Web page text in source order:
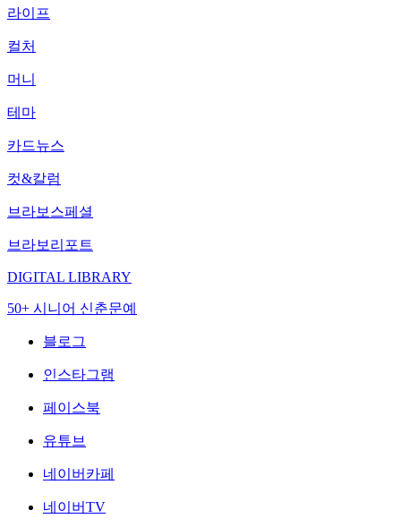
라이프
컬처
머니
테마
카드뉴스
컷&칼럼
브라보스페셜
브라보리포트
DIGITAL LIBRARY
50+ 시니어 신춘문예
블로그
인스타그램
페이스북
유튜브
네이버카페
네이버TV